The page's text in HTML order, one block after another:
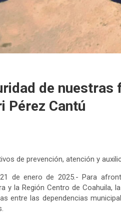
de
Pérez Cantú
de prevención, atención y
de enero de 2025.- Para
y la Región Centro de Coahuila,
entre las dependencias